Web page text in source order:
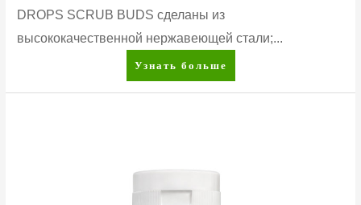
DROPS SCRUB BUDS сделаны из
высококачественной нержавеющей стали;...
DISH
DROPS™
Узнать больше